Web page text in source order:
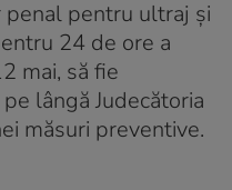
penal pentru ultraj şi
24 de ore a
mai, să fie
lângă Judecătoria
măsuri preventive.